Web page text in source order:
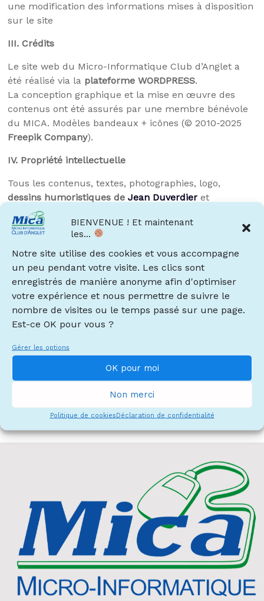
BIENVENUE ! Et maintenant
les...
Notre site utilise des cookies et vous accompagne
un peu pendant votre visite. Les clics sont
enregistrés de manière anonyme afin d'optimiser
votre expérience et nous permettre de suivre le
nombre de visites ou le temps passé sur une page.
Est-ce OK pour vous ?
Gérer les options
OK pour moi
Non merci
Politique de cookiesDéclaration de confidentialité
une modification des informations mises à disposition
sur le site
III. Crédits
Le site web du Micro-Informatique Club d’Anglet a
été réalisé via la plateforme WORDPRESS.
La conception graphique et la mise en œuvre des
contenus ont été assurés par une membre bénévole
du MICA. Modèles bandeaux + icônes (© 2010-2025
Freepik Company).
IV. Propriété intellectuelle
Tous les contenus, textes, photographies, logo,
dessins humoristiques deJean Duverdier et
documents sur ce site sont la propriété du MICA et
sont soumis aux droits de propriété intellectuelle
(excepté les visuels de personnages créés par l’IA
relèvent du domaine public).
La reproduction de tous documents publiés sur ce
site est seulement autorisée aux fins exclusives
d’information pour un usage personnel et privé, toute
reproduction et toute utilisation de copies réalisées à